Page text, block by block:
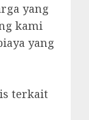
yang
kami
yang
terkait